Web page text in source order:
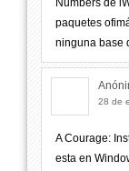
Numbers de
paquetes
ninguna base
28 de
A Courage:
esta en